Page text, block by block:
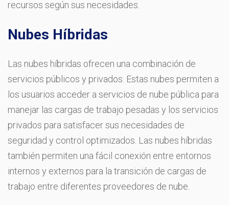
recursos según sus necesidades.
Nubes Híbridas
Las nubes híbridas ofrecen una combinación de
servicios públicos y privados. Estas nubes permiten a
los usuarios acceder a servicios de nube pública para
manejar las cargas de trabajo pesadas y los servicios
privados para satisfacer sus necesidades de
seguridad y control optimizados. Las nubes híbridas
también permiten una fácil conexión entre entornos
internos y externos para la transición de cargas de
trabajo entre diferentes proveedores de nube.